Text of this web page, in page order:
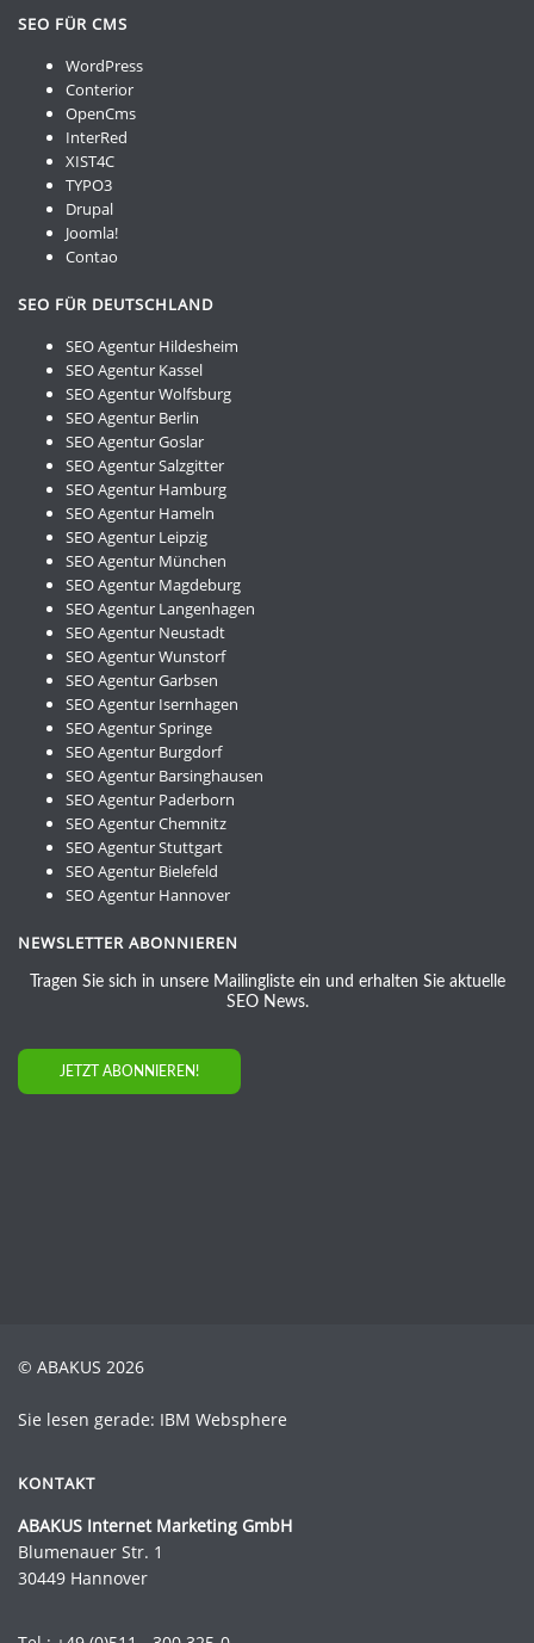
SEO FÜR CMS
WordPress
Conterior
OpenCms
InterRed
XIST4C
TYPO3
Drupal
Joomla!
Contao
SEO FÜR DEUTSCHLAND
SEO Agentur Hildesheim
SEO Agentur Kassel
SEO Agentur Wolfsburg
SEO Agentur Berlin
SEO Agentur Goslar
SEO Agentur Salzgitter
SEO Agentur Hamburg
SEO Agentur Hameln
SEO Agentur Leipzig
SEO Agentur München
SEO Agentur Magdeburg
SEO Agentur Langenhagen
SEO Agentur Neustadt
SEO Agentur Wunstorf
SEO Agentur Garbsen
SEO Agentur Isernhagen
SEO Agentur Springe
SEO Agentur Burgdorf
SEO Agentur Barsinghausen
SEO Agentur Paderborn
SEO Agentur Chemnitz
SEO Agentur Stuttgart
SEO Agentur Bielefeld
SEO Agentur Hannover
NEWSLETTER ABONNIEREN
Tragen Sie sich in unsere Mailingliste ein und erhalten Sie aktuelle
SEO News.
JETZT ABONNIEREN!
© ABAKUS 2026
Sie lesen gerade: IBM Websphere
KONTAKT
ABAKUS Internet Marketing GmbH
Blumenauer Str. 1
30449 Hannover